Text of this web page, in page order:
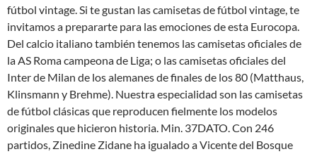
fútbol vintage. Si te gustan las camisetas de fútbol vintage, te
invitamos a prepararte para las emociones de esta Eurocopa.
Del calcio italiano también tenemos las camisetas oficiales de
la AS Roma campeona de Liga; o las camisetas oficiales del
Inter de Milan de los alemanes de finales de los 80 (Matthaus,
Klinsmann y Brehme). Nuestra especialidad son las camisetas
de fútbol clásicas que reproducen fielmente los modelos
originales que hicieron historia. Min. 37DATO. Con 246
partidos, Zinedine Zidane ha igualado a Vicente del Bosque